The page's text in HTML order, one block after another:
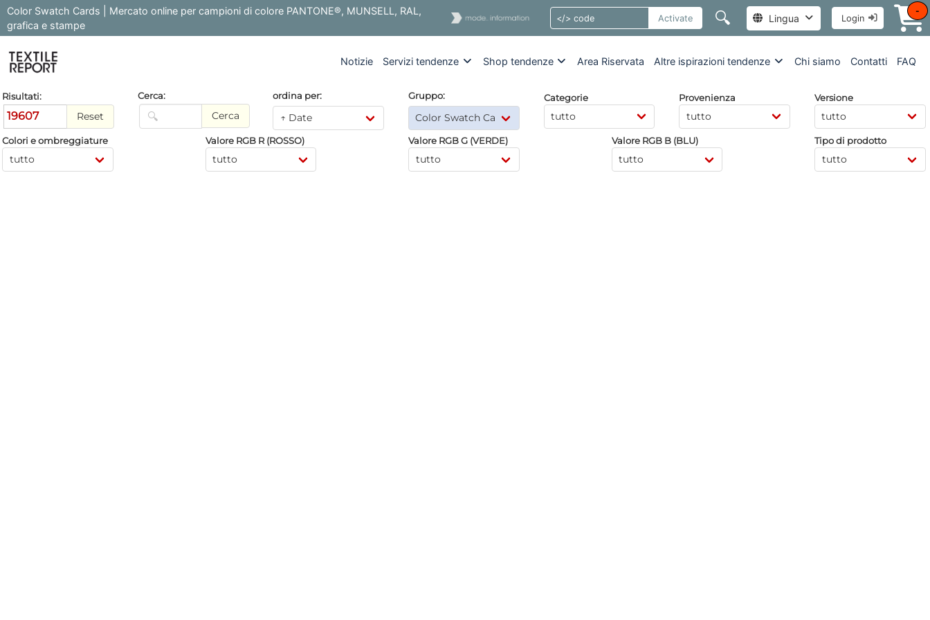
Color Swatch Cards | Mercato online per campioni di colore PANTONE®, MUNSELL, RAL,
grafica e stampe
Activate 🔍 Lingua Login
-
Notizie Servizi tendenze Shop tendenze Area Riservata Altre ispirazioni tendenze Chi siamo Contatti FAQ
Risultati:
19607 Reset
Cerca:
Cerca
ordina per: Gruppo: Categorie Provenienza Versione
Colori e ombreggiature Valore RGB R (ROSSO) Valore RGB G (VERDE) Valore RGB B (BLU) Tipo di prodotto